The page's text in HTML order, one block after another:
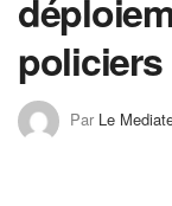
policiers
Par Le